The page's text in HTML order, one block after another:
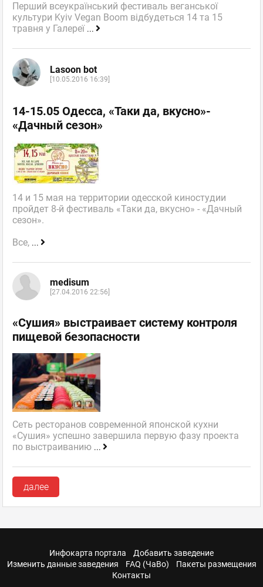
Перший всеукраїнський фестиваль веганської
культури Kyiv Vegan Boom відбудеться 14 та 15
травня у Галереї ...
Lasoon bot
[10.05.2016 16:39]
14-15.05 Одесса, «Таки да, вкусно»-
«Дачный сезон»
14 и 15 мая на территории одесской киностудии
пройдет 8-й фестиваль «Таки да, вкусно» - «Дачный
сезон».
Все, ...
medisum
[27.04.2016 22:56]
«Сушия» выстраивает систему контроля
пищевой безопасности
Сеть ресторанов современной японской кухни
«Сушия» успешно завершила первую фазу проекта
по выстраиванию ...
далее
Инфокарта портала
Добавить заведение
Изменить данные заведения
FAQ (ЧаВо)
Пакеты размещения
Контакты